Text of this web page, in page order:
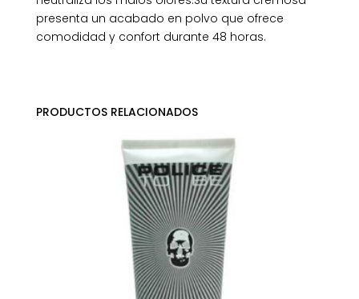
presenta un acabado en polvo que ofrece
comodidad y confort durante 48 horas.
PRODUCTOS RELACIONADOS